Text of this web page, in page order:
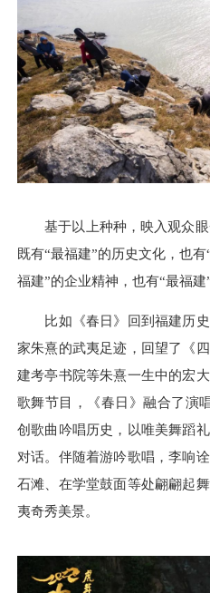
基于以上种种，映入观众眼
既有“最福建”的历史文化，也
福建”的企业精神，也有“最福建
比如《春日》回到福建历史
家朱熹的武夷足迹，回望了《
建考亭书院等朱熹一生中的宏
歌舞节目，《春日》融合了演
创歌曲吟唱历史，以唯美舞蹈
对话。伴随着游吟歌唱，李响
石滩、在学堂鼓面等处翩翩起
夷奇秀美景。